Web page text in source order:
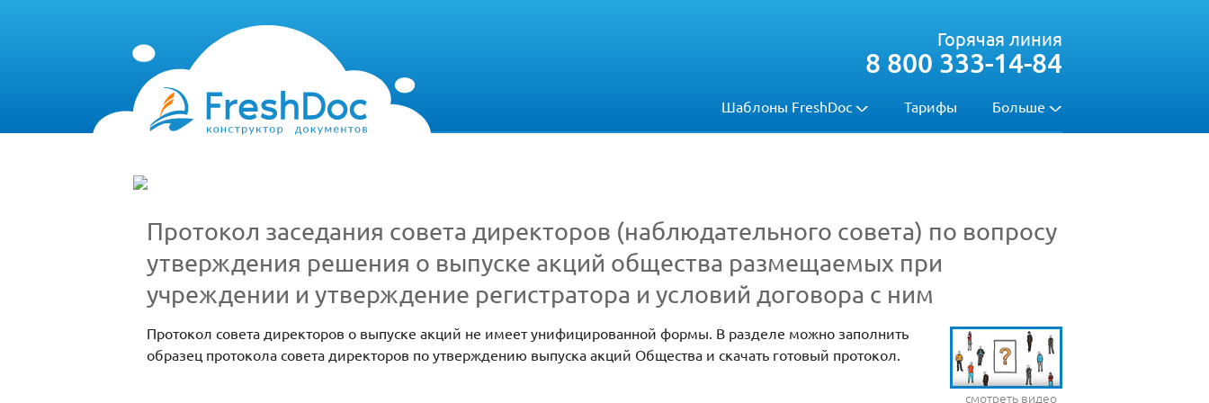
Шаблоны FreshDoc Тарифы Больше
Горячая линия
8 800 333-14-84
Протокол заседания совета директоров (наблюдательного совета) по вопросу
утверждения решения о выпуске акций общества размещаемых при
учреждении и утверждение регистратора и условий договора с ним
смотреть видео
Протокол совета директоров о выпуске акций не имеет унифицированной формы. В разделе можно заполнить
образец протокола совета директоров по утверждению выпуска акций Общества и скачать готовый протокол.